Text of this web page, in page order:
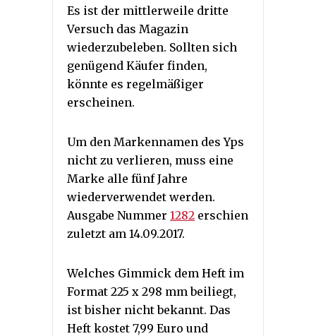
Es ist der mittlerweile dritte
Versuch das Magazin
wiederzubeleben. Sollten sich
genügend Käufer finden,
könnte es regelmäßiger
erscheinen.
Um den Markennamen des Yps
nicht zu verlieren, muss eine
Marke alle fünf Jahre
wiederverwendet werden.
Ausgabe Nummer 1282 erschien
zuletzt am 14.09.2017.
Welches Gimmick dem Heft im
Format 225 x 298 mm beiliegt,
ist bisher nicht bekannt. Das
Heft kostet 7,99 Euro und